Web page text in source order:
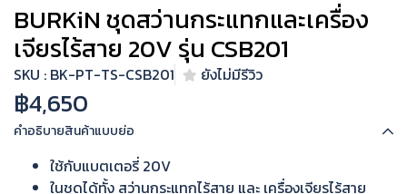
BURKiN ชุดสว่านกระแทกและเครื่อง
เจียรไร้สาย 20V รุ่น CSB201
SKU : BK-PT-TS-CSB201 ยังไม่มีรีวิว
฿4,650
คำอธิบายสินค้าแบบย่อ
ใช้กับแบตเตอรี่ 20V
ในชุดได้ทั้ง สว่านกระแทกไร้สาย และ เครื่องเจียรไร้สาย